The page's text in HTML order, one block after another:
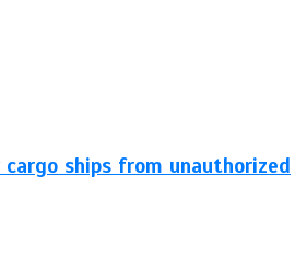
cargo ships from unauthorized